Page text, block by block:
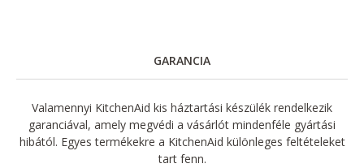
GARANCIA
Valamennyi KitchenAid kis háztartási készülék rendelkezik
garanciával, amely megvédi a vásárlót mindenféle gyártási
hibától. Egyes termékekre a KitchenAid különleges feltételeket
tart fenn.